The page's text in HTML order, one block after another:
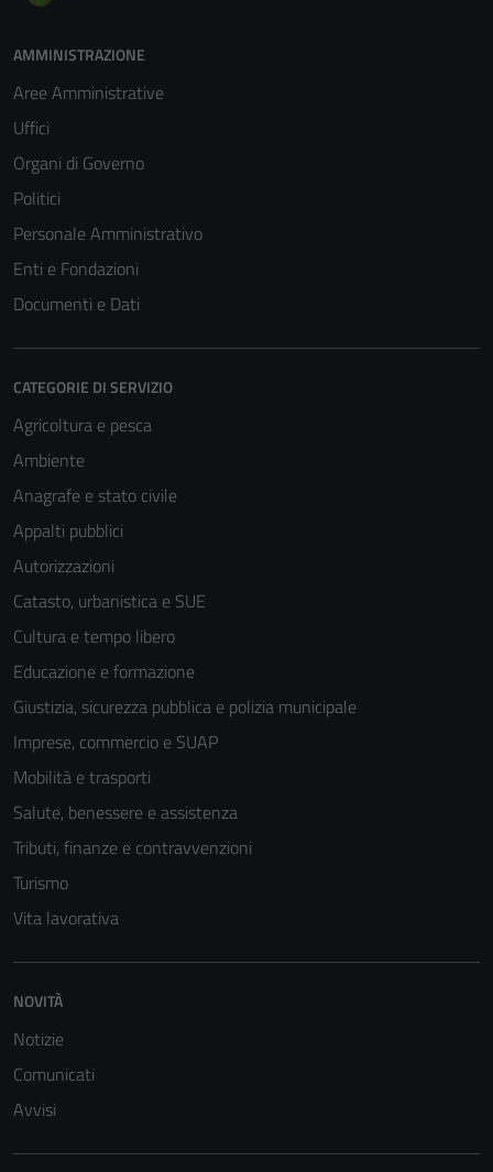
AMMINISTRAZIONE
Aree Amministrative
Uffici
Organi di Governo
Politici
Personale Amministrativo
Enti e Fondazioni
Documenti e Dati
CATEGORIE DI SERVIZIO
Agricoltura e pesca
Ambiente
Anagrafe e stato civile
Appalti pubblici
Autorizzazioni
Catasto, urbanistica e SUE
Cultura e tempo libero
Educazione e formazione
Giustizia, sicurezza pubblica e polizia municipale
Imprese, commercio e SUAP
Mobilità e trasporti
Salute, benessere e assistenza
Tributi, finanze e contravvenzioni
Turismo
Vita lavorativa
NOVITÀ
Notizie
Comunicati
Avvisi